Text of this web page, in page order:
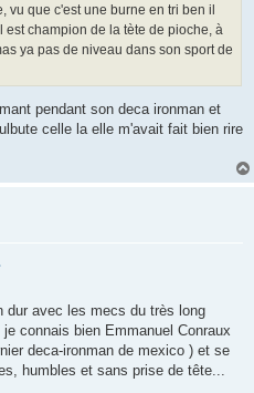
vu que c'est une burne en tri ben il
champion de la tète de pioche, à
ya pas de niveau dans son sport de
pendant son deca ironman et
celle la elle m'avait fait bien rire
dur avec les mecs du très long
connais bien Emmanuel Conraux
deca-ironman de mexico ) et se
humbles et sans prise de tête...